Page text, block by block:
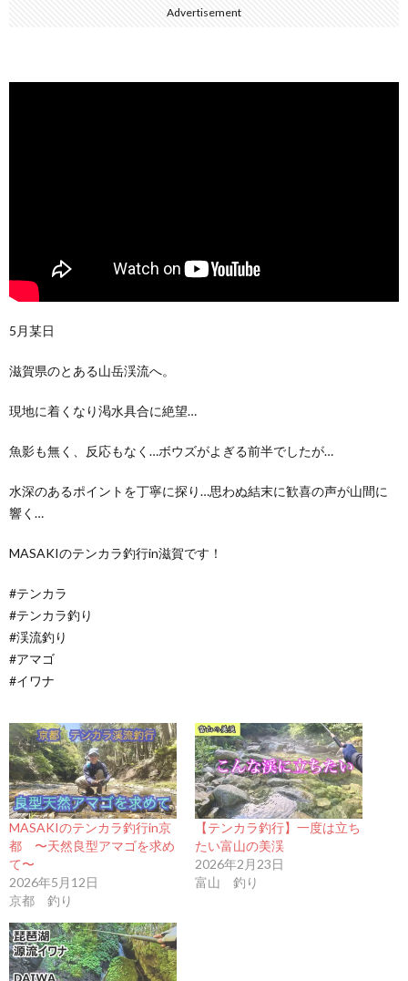
Advertisement
5月某日
滋賀県のとある山岳渓流へ。
現地に着くなり渇水具合に絶望…
魚影も無く、反応もなく…ボウズがよぎる前半でしたが…
水深のあるポイントを丁寧に探り…思わぬ結末に歓喜の声が山間に
響く…
MASAKIのテンカラ釣行in滋賀です！
#テンカラ
#テンカラ釣り
#渓流釣り
#アマゴ
#イワナ
MASAKIのテンカラ釣行in京
都 〜天然良型アマゴを求め
て〜
2026年5月12日
京都 釣り
【テンカラ釣行】一度は立ち
たい富山の美渓
2026年2月23日
富山 釣り